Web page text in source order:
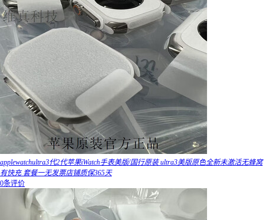
applewatchultra3代2代苹果iWatch手表美版/国行原装 ultra3美版原色全新未激活无蜂窝
有快充 套餐一无发票店铺质保365天
0条评价